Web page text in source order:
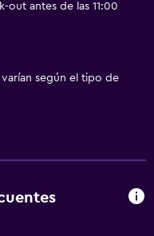
out antes de las 11:00
según el tipo de